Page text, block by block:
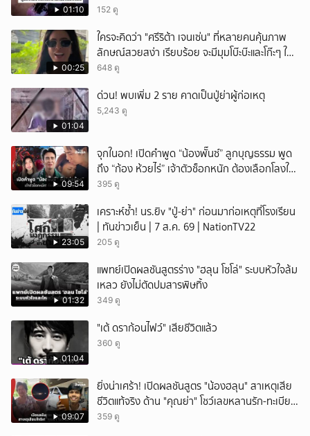
01:10 152 ดู
00:25
ใครจะคิดว่า "ศรีริต้า เจนเซ่น" ที่หลายคนคุ้นภาพ
ลักษณ์สวยสง่า เรียบร้อย จะมีมุมโบ๊ะบ๊ะและโก๊ะๆ ให้
ได้อมยิ้มเหมือนกัน งานนี้ทำเอาแฟนๆ ทั้งเอ็นดูทั้ง
648 ดู
01:04
ด่วน! พบเพิ่ม 2 ราย คาดเป็นปู่ย่าผู้ก่อเหตุ
5,243 ดู
09:54
จุกในอก! เปิดคำพูด “น้องพั๊นซ์” ลูกบุญธรรม พูด
ถึง “ก้อง ห้วยไร่” เจ้าตัวช็อกหนัก ต้องเลือกโลงให้
ลูก!
395 ดู
23:05
เคราะห์ซ้ำ! นร.ยิv "ปู่-ย่า" ก่อนมาก่อเหตุที่โรงเรียน
| ทันข่าวเย็น | 7 ส.ค. 69 | NationTV22
205 ดู
01:32
แพทย์เปิดผลชันสูตรร่าง "ฮลุน โซโล่" ระบบหัวใจล้ม
เหลว ยังไม่ตัดปมสารพิษทิ้ง
349 ดู
01:04
"เต้ ดราก้อนไฟว์" เสียชีวิตแล้ว
360 ดู
09:07
ยิ่งน่าเศร้า! เปิดผลชันสูตร "น้องฮลุน" สาเหตุเสีย
ชีวิตแท้จริง ด้าน "คุณย่า" โชว์เลขหลานรัก-ทะเบียน
รถเคลื่อนร่าง!
359 ดู